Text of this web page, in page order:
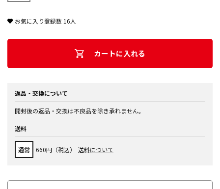
お気に入り登録数 16人
カートに入れる
返品・交換について
開封後の返品・交換は不良品を除き承れません。
送料
通常 660円（税込） 送料について